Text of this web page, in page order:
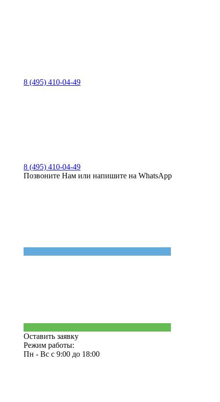
8 (495) 410-04-49
8 (495) 410-04-49
Позвоните Нам или напишите на WhatsApp
Оставить заявку
Режим работы:
Пн - Вс с 9:00 до 18:00